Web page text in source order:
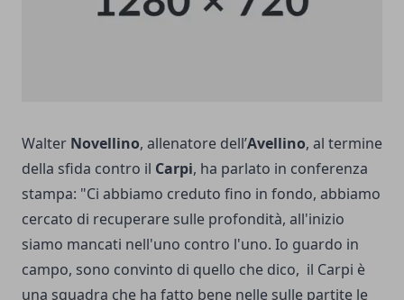
Walter Novellino, allenatore dell’Avellino, al termine
della sfida contro il Carpi, ha parlato in conferenza
stampa: "Ci abbiamo creduto fino in fondo, abbiamo
cercato di recuperare sulle profondità, all'inizio
siamo mancati nell'uno contro l'uno. Io guardo in
campo, sono convinto di quello che dico, il Carpi è
una squadra che ha fatto bene nelle sulle partite le